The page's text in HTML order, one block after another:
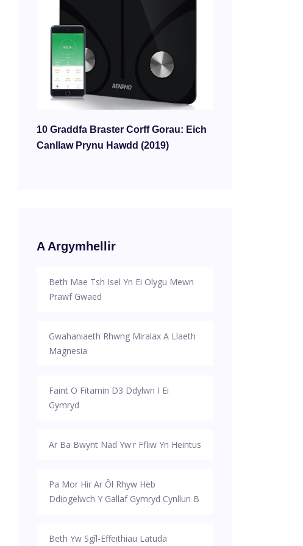
10 Graddfa Braster Corff Gorau: Eich
Canllaw Prynu Hawdd (2019)
A Argymhellir
Beth Mae Tsh Isel Yn Ei Olygu Mewn
Prawf Gwaed
Gwahaniaeth Rhwng Miralax A Llaeth
Magnesia
Faint O Fitamin D3 Ddylwn I Ei
Gymryd
Ar Ba Bwynt Nad Yw'r Ffliw Yn Heintus
Pa Mor Hir Ar Ôl Rhyw Heb
Ddiogelwch Y Gallaf Gymryd Cynllun B
Beth Yw Sgîl-Effeithiau Latuda